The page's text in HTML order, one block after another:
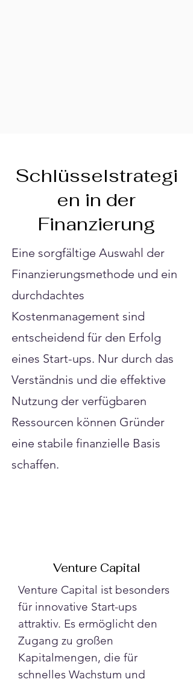
Schlüsselstrategi
en in der
Finanzierung
Eine sorgfältige Auswahl der
Finanzierungsmethode und ein
durchdachtes
Kostenmanagement sind
entscheidend für den Erfolg
eines Start-ups. Nur durch das
Verständnis und die effektive
Nutzung der verfügbaren
Ressourcen können Gründer
eine stabile finanzielle Basis
schaffen.
Venture Capital
Venture Capital ist besonders
für innovative Start-ups
attraktiv. Es ermöglicht den
Zugang zu großen
Kapitalmengen, die für
schnelles Wachstum und